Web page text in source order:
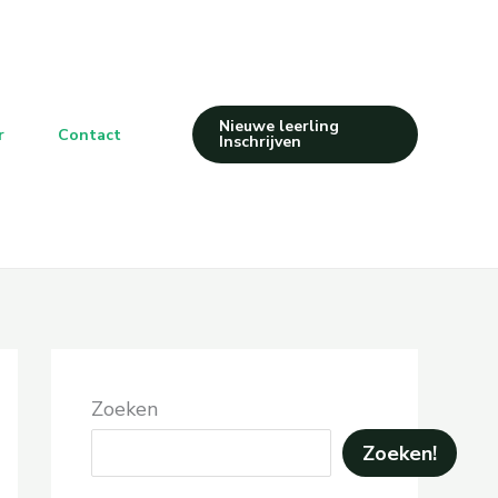
Contact Nieuwe leerling
Inschrijven
Zoeken
Zoeken!